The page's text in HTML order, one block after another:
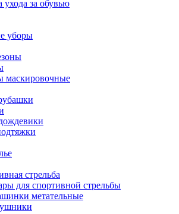
ухода за обувью
уборы
маскировочные
стрельба
для спортивной стрельбы
метательные